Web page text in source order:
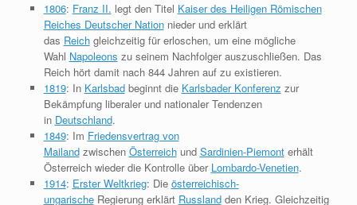
1806: Franz II. legt den Titel Kaiser des Heiligen Römischen
Reiches Deutscher Nationnieder und erklärt
das Reichgleichzeitig für erloschen, um eine mögliche
Wahl Napoleons zu seinem Nachfolger auszuschließen. Das
Reich hört damit nach 844 Jahren auf zu existieren.
1819: In Karlsbadbeginnt die Karlsbader Konferenz zur
Bekämpfung liberaler und nationaler Tendenzen
in Deutschland.
1849: Im Friedensvertrag von
Mailandzwischen Österreichund Sardinien-Piemonterhält
Österreich wieder die Kontrolle über Lombardo-Venetien.
1914: Erster Weltkrieg: Die österreichisch-
ungarischeRegierung erklärt Russlandden Krieg. Gleichzeitig